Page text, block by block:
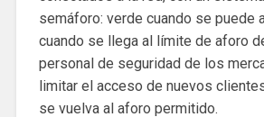
semáforo: verde cuando se puede
cuando se llega al límite de aforo
personal de seguridad de los
limitar el acceso de nuevos
se vuelva al aforo permitido.